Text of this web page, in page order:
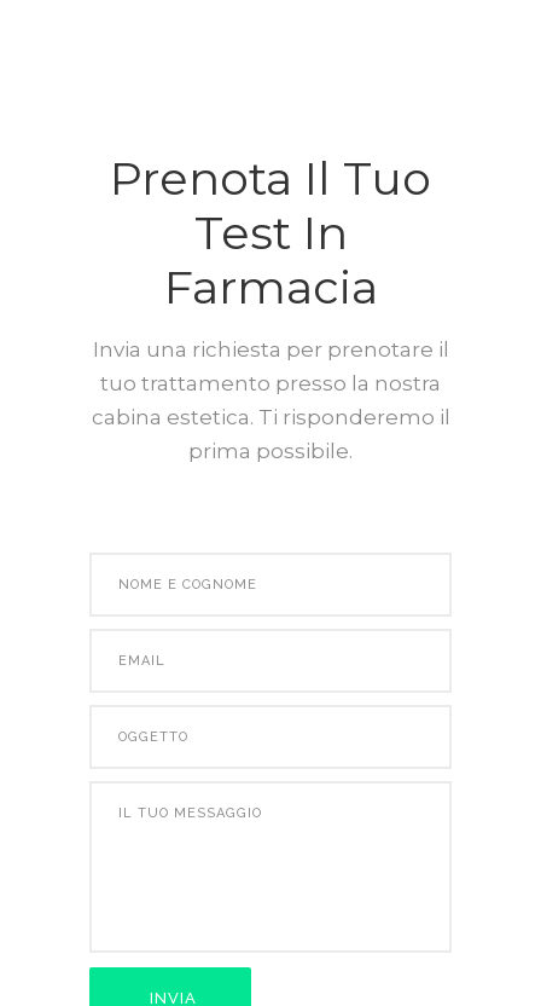
Prenota Il Tuo
Test In
Farmacia
Invia una richiesta per prenotare il
tuo trattamento presso la nostra
cabina estetica. Ti risponderemo il
prima possibile.